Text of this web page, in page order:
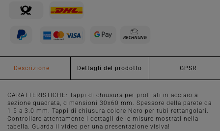
Descrizione Dettagli del prodotto GPSR
CARATTERISTICHE: Tappi di chiusura per profilati in acciaio a
sezione quadrata, dimensioni 30x60 mm. Spessore della parete da
1.5 a 3.0 mm. Tappi di chiusura colore Nero per tubi rettangolari.
Controllare attentamente i dettagli delle misure mostrati nella
tabella. Guarda il video per una presentazione visiva!